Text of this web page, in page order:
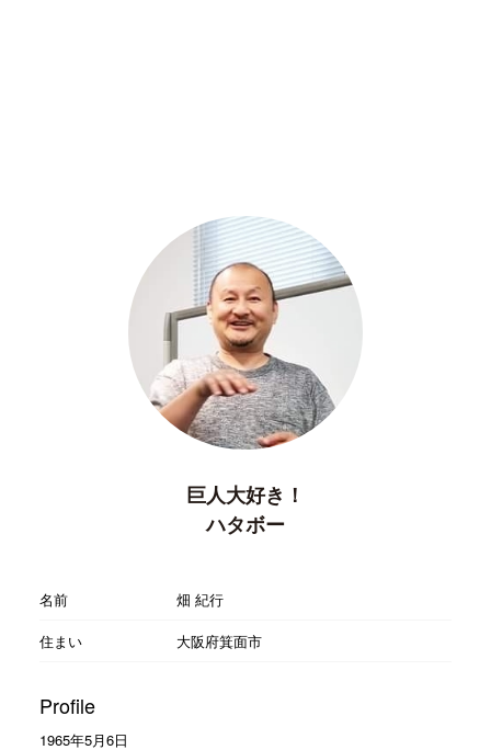
巨人大好き！
ハタボー
名前
畑 紀行
住まい
大阪府箕面市
Profile
1965年5月6日